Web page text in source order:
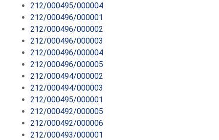
212/000495/000004
212/000496/000001
212/000496/000002
212/000496/000003
212/000496/000004
212/000496/000005
212/000494/000002
212/000494/000003
212/000495/000001
212/000492/000005
212/000492/000006
212/000493/000001